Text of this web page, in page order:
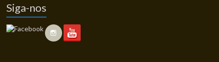
Siga-nos